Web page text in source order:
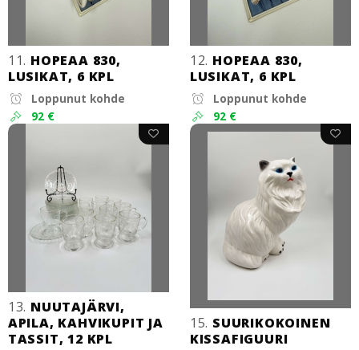
11. HOPEAA 830,
LUSIKAT, 6 KPL
Loppunut kohde
92 €
12. HOPEAA 830,
LUSIKAT, 6 KPL
Loppunut kohde
92 €
13. NUUTAJÄRVI,
APILA, KAHVIKUPIT JA
TASSIT, 12 KPL
15. SUURIKOKOINEN
KISSAFIGUURI